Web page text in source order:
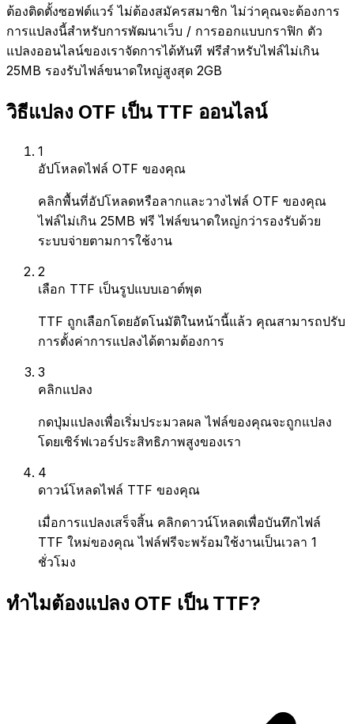
ต้องติดตั้งซอฟต์แวร์ ไม่ต้องสมัครสมาชิก ไม่ว่าคุณจะต้องการ
การแปลงนี้สำหรับการพัฒนาเว็บ / การออกแบบกราฟิก ตัว
แปลงออนไลน์ของเราจัดการได้ทันที ฟรีสำหรับไฟล์ไม่เกิน
25MB รองรับไฟล์ขนาดใหญ่สูงสุด 2GB
วิธีแปลง OTF เป็น TTF ออนไลน์
1
อัปโหลดไฟล์ OTF ของคุณ
คลิกพื้นที่อัปโหลดหรือลากและวางไฟล์ OTF ของคุณ
ไฟล์ไม่เกิน 25MB ฟรี ไฟล์ขนาดใหญ่กว่ารองรับด้วย
ระบบจ่ายตามการใช้งาน
2
เลือก TTF เป็นรูปแบบเอาต์พุต
TTF ถูกเลือกโดยอัตโนมัติในหน้านี้แล้ว คุณสามารถปรับ
การตั้งค่าการแปลงได้ตามต้องการ
3
คลิกแปลง
กดปุ่มแปลงเพื่อเริ่มประมวลผล ไฟล์ของคุณจะถูกแปลง
โดยเซิร์ฟเวอร์ประสิทธิภาพสูงของเรา
4
ดาวน์โหลดไฟล์ TTF ของคุณ
เมื่อการแปลงเสร็จสิ้น คลิกดาวน์โหลดเพื่อบันทึกไฟล์
TTF ใหม่ของคุณ ไฟล์ฟรีจะพร้อมใช้งานเป็นเวลา 1
ชั่วโมง
ทำไมต้องแปลง OTF เป็น TTF?